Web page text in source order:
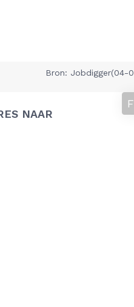
Bron: Jobdigger(04-
NAAR